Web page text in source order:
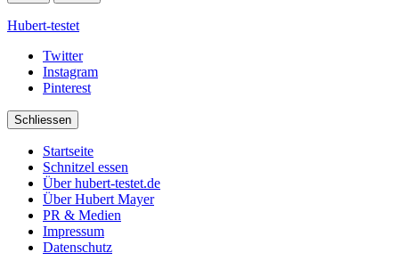
Hubert-testet
Twitter
Instagram
Pinterest
Schliessen
Startseite
Schnitzel essen
Über hubert-testet.de
Über Hubert Mayer
PR & Medien
Impressum
Datenschutz